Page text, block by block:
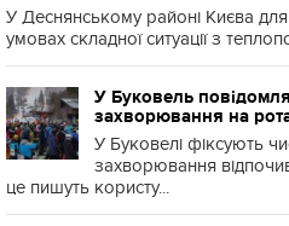
У Деснянському районі Києва
умовах складної ситуації з
У Буковель
захворювання на
У Буковелі фіксують
захворювання
це пишуть користу...